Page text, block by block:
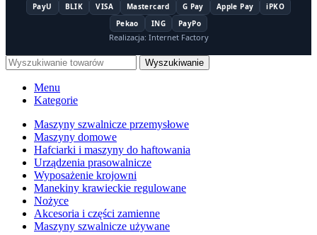
PayU BLIK VISA Mastercard G Pay Apple Pay
iPKO
Pekao
ING PayPo
Realizacja: Internet Factory
Wyszukiwanie
Menu
Kategorie
Maszyny szwalnicze przemysłowe
Maszyny domowe
Hafciarki i maszyny do haftowania
Urządzenia prasowalnicze
Wyposażenie krojowni
Manekiny krawieckie regulowane
Nożyce
Akcesoria i części zamienne
Maszyny szwalnicze używane